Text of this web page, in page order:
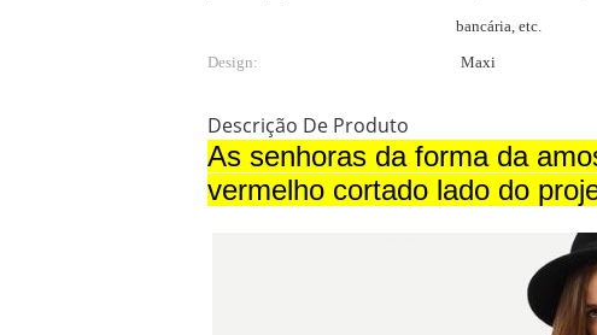
bancária, etc.
Design: Maxi
Descrição De Produto
As senhoras da forma da
vermelho cortado lado do